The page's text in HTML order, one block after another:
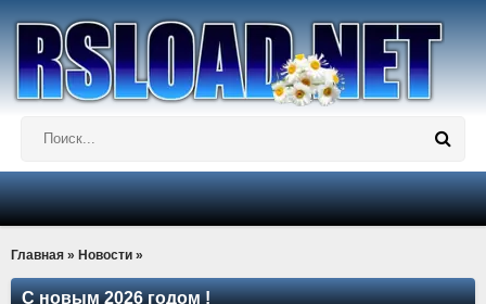
Главная » Новости »
С новым 2026 годом !